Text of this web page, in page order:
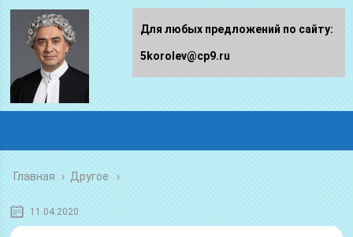
Главная › Другое
11.04.2020
Для любых предложений по сайту:
5korolev@cp9.ru